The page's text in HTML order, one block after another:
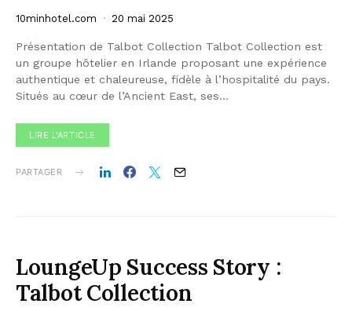
10minhotel.com 20 mai 2025
Présentation de Talbot Collection ‍Talbot Collection est
un groupe hôtelier en Irlande proposant une expérience
authentique et chaleureuse, fidèle à l’hospitalité du pays.
Situés au cœur de l’Ancient East, ses…
LIRE L'ARTICLE
PARTAGER
LoungeUp Success Story :
Talbot Collection